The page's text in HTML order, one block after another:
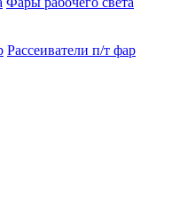
Рассеиватели п/т фар